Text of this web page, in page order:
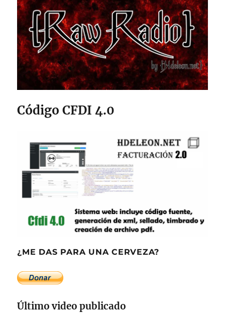
Código CFDI 4.0
¿ME DAS PARA UNA CERVEZA?
Último video publicado